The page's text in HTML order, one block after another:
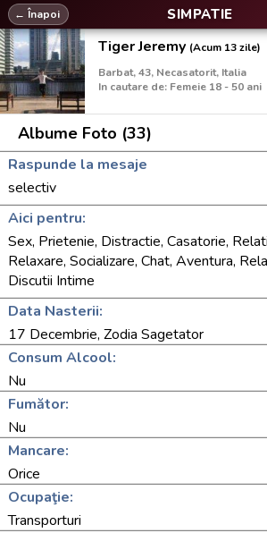
SIMPATIE
← Înapoi
Tiger Jeremy (Acum 13 zile)
Barbat, 43, Necasatorit, Italia
In cautare de: Femeie 18 - 50 ani
Albume Foto (33)
Raspunde la mesaje
selectiv
Aici pentru:
Sex, Prietenie, Distractie, Casatorie,
Relaxare, Socializare, Chat, Aventura,
Discutii Intime
Data Nasterii:
17 Decembrie, Zodia Sagetator
Consum Alcool:
Nu
Fumător:
Nu
Mancare:
Orice
Ocupaţie:
Transporturi